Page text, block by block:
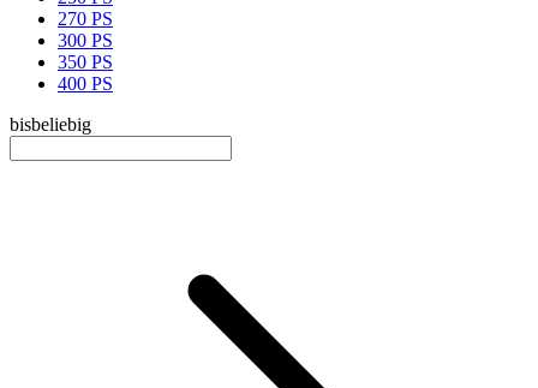
270 PS
300 PS
350 PS
400 PS
bisbeliebig